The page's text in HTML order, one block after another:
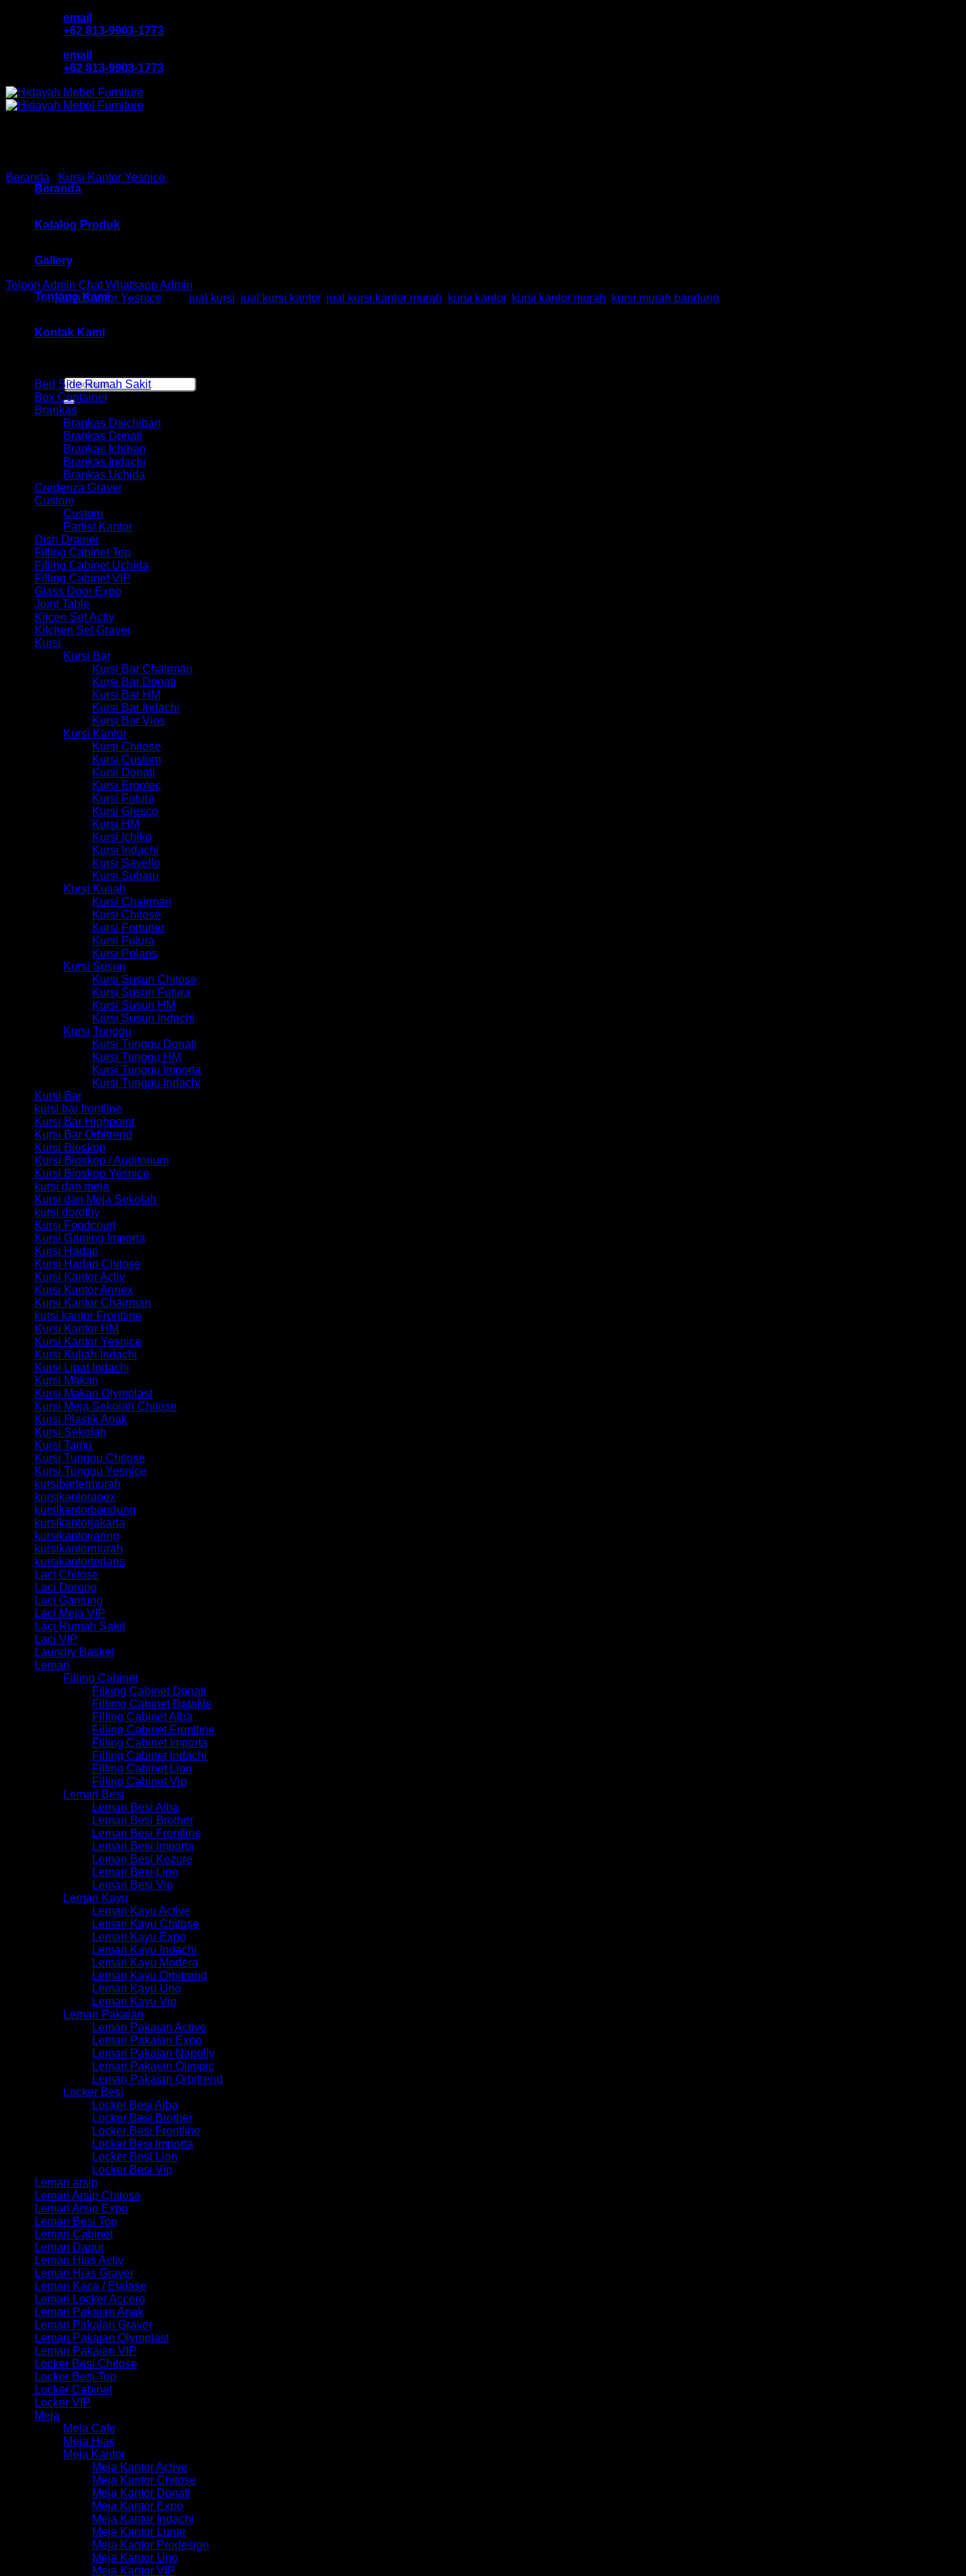
email
+62 813-9903-1773
email
+62 813-9903-1773
Beranda
Katalog Produk
Gallery
Tentang Kami
Kontak Kami
Pencarian
untuk:
Beranda Kursi Kantor Yesnice
Telpon Admin Chat Whatsapp Admin
Kategori:Kursi Kantor Yesnice jual kursi jual kursi kantor, jual kursi kantor murah kursi kantor, kursi kantor murah kursi murah bandung
Bed Side Rumah Sakit
Box Container
Brankas
Brankas Daichiban
Brankas Donati
Brankas Ichiban
Brankas Indachi
Brankas Uchida
Credenza Graver
Custom
Custom
Partisi Kantor
Dish Drainer
Filling Cabinet Top
Filling Cabinet Uchida
Filling Cabinet VIP
Glass Door Expo
Joint Table
Kitcen Set Activ
Kitchen Set Graver
Kursi
Kursi Bar
Kursi Bar Chairman
Kursi Bar Donati
Kursi Bar HM
Kursi Bar Indachi
Kursi Bar Vios
Kursi Kantor
Kursi Chitose
Kursi Custom
Kursi Donati
Kursi Ergotec
Kursi Futura
Kursi Gresco
Kursi HM
Kursi Ichiko
Kursi Indachi
Kursi Savello
Kursi Subaru
Kursi Kuliah
Kursi Chairman
Kursi Chitose
Kursi Fortuner
Kursi Futura
Kursi Polaris
Kursi Susun
Kursi Susun Chitose
Kursi Susun Futura
Kursi Susun HM
Kursi Susun Indachi
Kursi Tunggu
Kursi Tunggu Donati
Kursi Tunggu HM
Kursi Tunggu Importa
Kursi Tunggu Indachi
Kursi Bar
kursi bar frontline
Kursi Bar Highpoint
Kursi Bar Orbitrend
Kursi Bioskop
Kursi Bioskop / Auditorium
Kursi Bioskop Yesnice
kursi dan meja
Kursi dan Meja Sekolah
kursi dorothy
Kursi Foodcourt
Kursi Gaming Importa
Kursi Hadap
Kursi Hadap Chitose
Kursi Kantor Activ
Kursi Kantor Annex
Kursi Kantor Chairman
kursi kantor Frontline
Kursi Kantor HM
Kursi Kantor Yesnice
Kursi Kuliah Indachi
Kursi Lipat Indachi
Kursi Makan
Kursi Makan Olymplast
Kursi Meja Sekolah Chitose
Kursi Plastik Anak
Kursi Sekolah
Kursi Tamu
Kursi Tunggu Chitose
Kursi Tunggu Yesnice
kursibartermurah
kursikantoranex
kursikantorbandung
kursikantorjakarta
kursikantorjaring
kursikantormurah
kursikantorterlaris
Laci Chitose
Laci Dorong
Laci Gantung
Laci Meja VIP
Laci Rumah Sakit
Laci VIP
Laundry Basket
Lemari
Filling Cabinet
Filking Cabinet Donati
Fillimg Cabinet Datafile
Filling Cabinet Alba
Filling Cabinet Frontline
Filling Cabinet Importa
Filling Cabinet Indachi
Filling Cabinet Lion
Filling Cabinet Vip
Lemari Besi
Lemari Besi Alba
Lemari Besi Brother
Lemari Besi Frontline
Lemari Besi Importa
Lemari Besi Kozure
Lemari Besi Lion
Lemari Besi Vip
Lemari Kayu
Lemari Kayu Active
Lemari Kayu Chitose
Lemari Kayu Expo
Lemari Kayu Indachi
Lemari Kayu Modera
Lemari Kayu Orbitrend
Lemari Kayu Uno
Lemari Kayu Vip
Lemari Pakaian
Lemari Pakaian Active
Lemari Pakaian Expo
Lemari Pakaian Napolly
Lemari Pakaian Olimpic
Lemari Pakaian Orbitrend
Locker Besi
Locker Besi Alba
Locker Besi Brother
Locker Besi Frontline
Locker Besi Importa
Locker Besi Lion
Locker Besi Vip
Lemari arsip
Lemari Arsip Chitose
Lemari Arsip Expo
Lemari Besi Top
Lemari Cabinet
Lemari Dapur
Lemari Hias Activ
Lemari Hias Graver
Lemari Kaca / Etalase
Lemari Locker Accero
Lemari Pakaian Anak
Lemari Pakaian Graver
Lemari Pakaian Olymplast
Lemari Pakaian VIP
Locker Besi Chitose
Locker Besi Top
Locker Cabinet
Locker VIP
Meja
Meja Cafe
Meja Hias
Meja Kantor
Meja Kantor Active
Meja Kantor Chitose
Meja Kantor Donati
Meja Kantor Expo
Meja Kantor Indachi
Meja Kantor Lunar
Meja Kantor Prodesign
Meja Kantor Uno
Meja Kantor VIP